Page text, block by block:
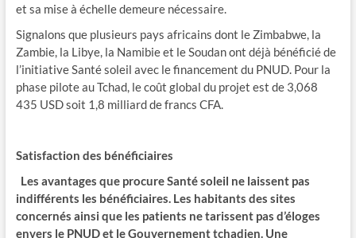
et sa mise à échelle demeure nécessaire.
Signalons que plusieurs pays africains dont le Zimbabwe, la
Zambie, la Libye, la Namibie et le Soudan ont déjà bénéficié de
l’initiative Santé soleil avec le financement du PNUD. Pour la
phase pilote au Tchad, le coût global du projet est de 3,068
435 USD soit 1,8 milliard de francs CFA.
Satisfaction des bénéficiaires
Les avantages que procure Santé soleil ne laissent pas
indifférents les bénéficiaires. Les habitants des sites
concernés ainsi que les patients ne tarissent pas d’éloges
envers le PNUD et le Gouvernement tchadien. Une